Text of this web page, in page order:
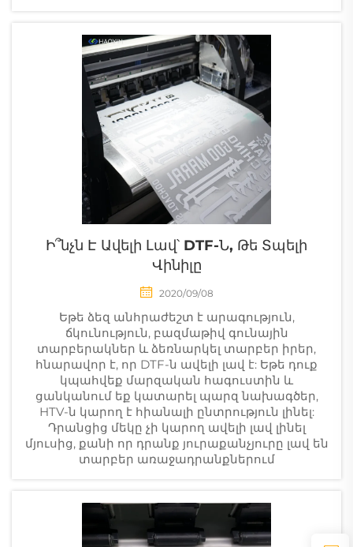
Ի՞նչն Է Ավելի Լավ՝ DTF-Ն, Թե Տպելի
Վինիլը
2020/09/08
Եթե ձեզ անհրաժեշտ է արագություն,
ճկունություն, բազմաթիվ գունային
տարբերակներ և ձեռնարկել տարբեր իրեր,
հնարավոր է, որ DTF-ն ավելի լավ է: Եթե դուք
կպահվեք մարզական հագուստին և
ցանկանում եք կատարել պարզ նախագծեր,
HTV-ն կարող է հիանալի ընտրություն լինել:
Դրանցից մեկը չի կարող ավելի լավ լինել
մյուսից, քանի որ դրանք յուրաքանչյուրը լավ են
տարբեր առաջադրանքներում